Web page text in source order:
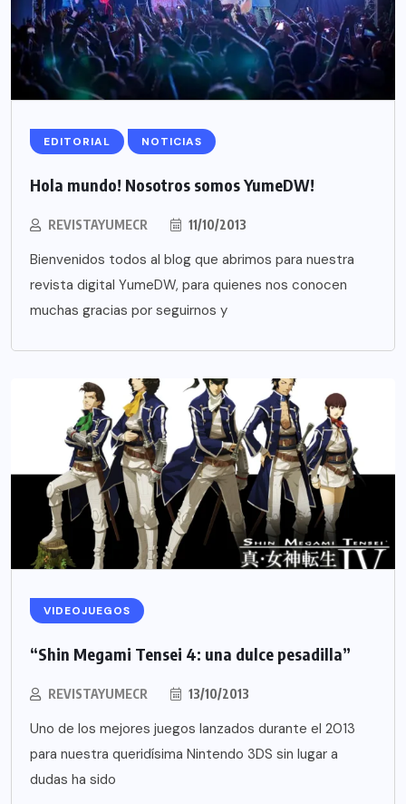
EDITORIAL NOTICIAS
Hola mundo! Nosotros somos YumeDW!
REVISTAYUMECR 11/10/2013
Bienvenidos todos al blog que abrimos para nuestra
revista digital YumeDW, para quienes nos conocen
muchas gracias por seguirnos y
VIDEOJUEGOS
“Shin Megami Tensei 4: una dulce pesadilla”
REVISTAYUMECR 13/10/2013
Uno de los mejores juegos lanzados durante el 2013
para nuestra queridísima Nintendo 3DS sin lugar a
dudas ha sido